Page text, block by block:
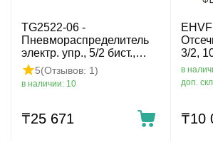
TG2522-06 -
Пневмораспределитель
электр. упр., 5/2 бист.,
G1/8, без катуш.
5(Отзывов: 1)
в наличии: 10
₸25 671
3/2,
в
доп.
₸10